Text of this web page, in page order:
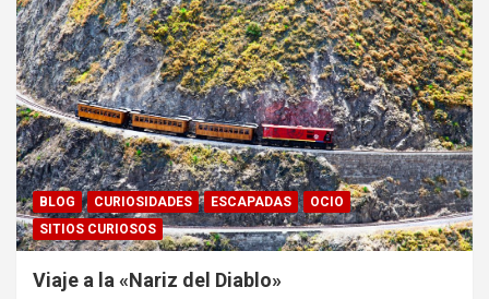
BLOG CURIOSIDADES ESCAPADAS
OCIO
SITIOS CURIOSOS
Viaje a la «Nariz del Diablo»